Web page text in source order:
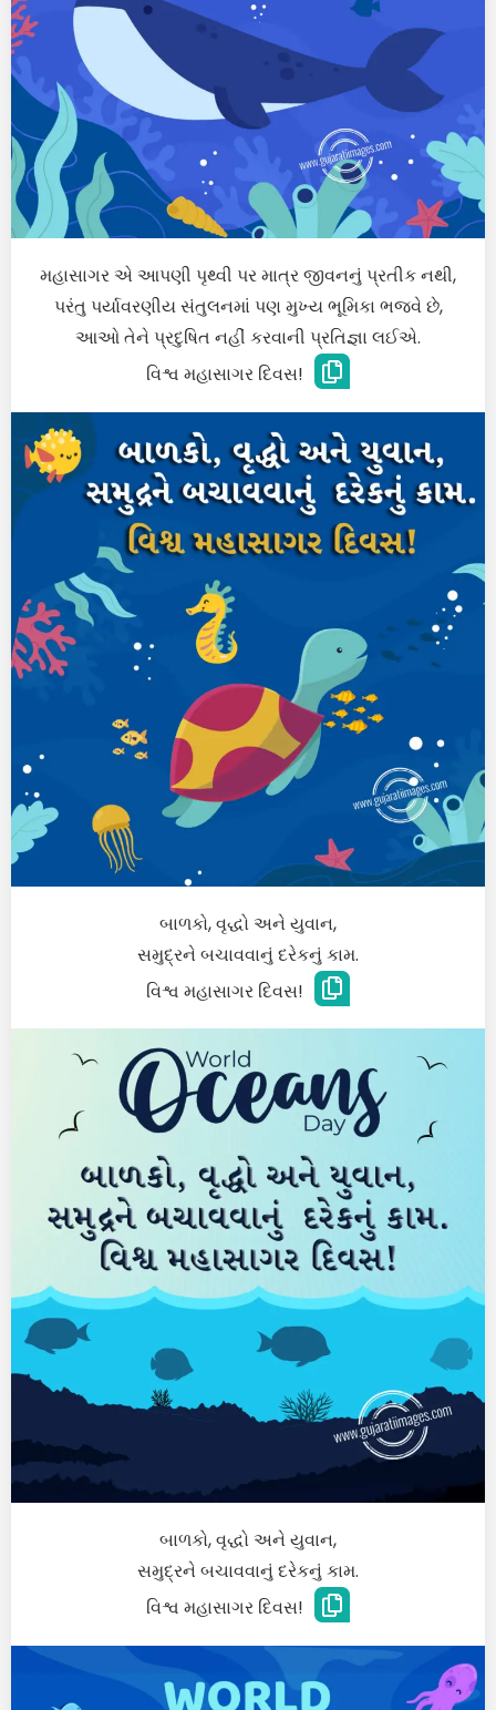
મહાસાગર એ આપણી પૃથ્વી પર માત્ર જીવનનું પ્રતીક નથી,
પરંતુ પર્યાવરણીય સંતુલનમાં પણ મુખ્ય ભૂમિકા ભજવે છે,
આઓ તેને પ્રદુષિત નહીં કરવાની પ્રતિજ્ઞા લઈએ.
વિશ્વ મહાસાગર દિવસ!
બાળકો, વૃદ્ધો અને યુવાન,
સમુદ્રને બચાવવાનું દરેકનું કામ.
વિશ્વ મહાસાગર દિવસ!
બાળકો, વૃદ્ધો અને યુવાન,
સમુદ્રને બચાવવાનું દરેકનું કામ.
વિશ્વ મહાસાગર દિવસ!